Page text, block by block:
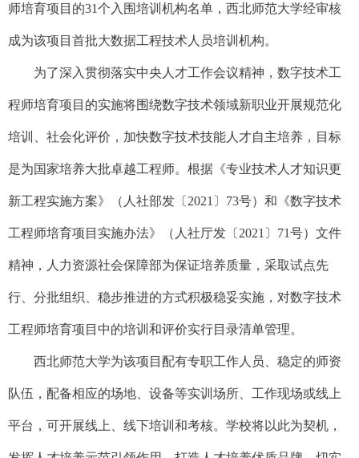
师培育项目的31个入围培训机构名单，西北师范大学经审核
成为该项目首批大数据工程技术人员培训机构。
为了深入贯彻落实中央人才工作会议精神，数字技术工
程师培育项目的实施将围绕数字技术领域新职业开展规范化
培训、社会化评价，加快数字技术技能人才自主培养，目标
是为国家培养大批卓越工程师。根据《专业技术人才知识更
新工程实施方案》（人社部发〔2021〕73号）和《数字技术
工程师培育项目实施办法》（人社厅发〔2021〕71号）文件
精神，人力资源社会保障部为保证培养质量，采取试点先
行、分批组织、稳步推进的方式积极稳妥实施，对数字技术
工程师培育项目中的培训和评价实行目录清单管理。
西北师范大学为该项目配有专职工作人员、稳定的师资
队伍，配备相应的场地、设备等实训场所、工作现场或线上
平台，可开展线上、线下培训和考核。学校将以此为契机，